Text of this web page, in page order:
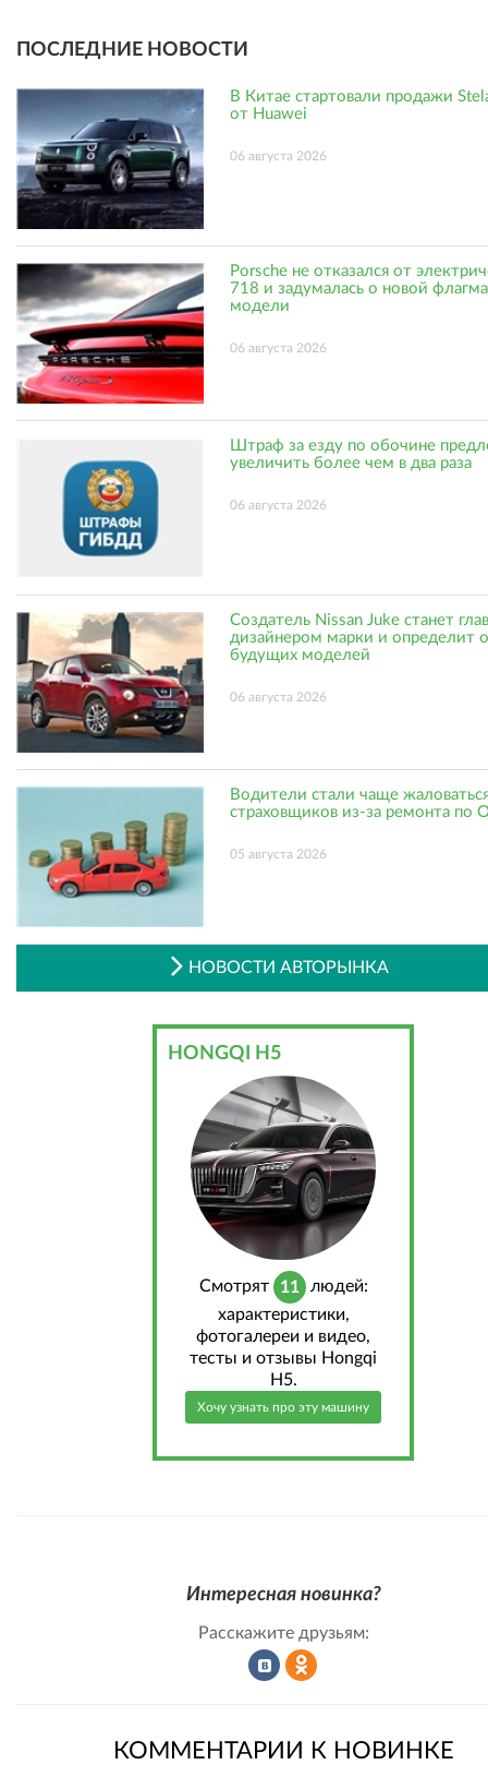
ПОСЛЕДНИЕ НОВОСТИ
В Китае стартовали продажи
от Huawei
06 августа 2026
Porsche не отказался от
718 и задумалась о новой
модели
06 августа 2026
Штраф за езду по обочине
увеличить более чем в два раза
06 августа 2026
Создатель Nissan Juke станет
дизайнером марки и определит
будущих моделей
06 августа 2026
Водители стали чаще
страховщиков из-за ремонта по
05 августа 2026
НОВОСТИ АВТОРЫНКА
HONGQI H5
Cмотрят 11 людей:
характеристики,
фотогалереи и видео,
тесты и отзывы Hongqi
H5.
Хочу узнать про эту машину
Интересная новинка?
Расскажите друзьям:
КОММЕНТАРИИ К НОВИНКЕ